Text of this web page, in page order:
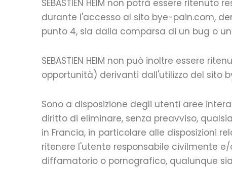
SEBASTIEN HEIM non potrà essere
durante l'accesso al sito bye-pain.com,
punto 4, sia dalla comparsa di un bug o
SEBASTIEN HEIM non può inoltre essere
opportunità) derivanti dall'utilizzo del sito
Sono a disposizione degli utenti aree
diritto di eliminare, senza preavviso,
in Francia, in particolare alle disposizioni
ritenere l'utente responsabile civilmente
diffamatorio o pornografico, qualunque